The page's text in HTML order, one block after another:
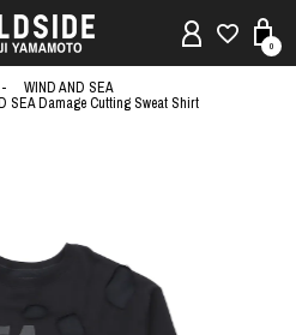
0
WIND AND SEA
SEA Damage Cutting Sweat Shirt